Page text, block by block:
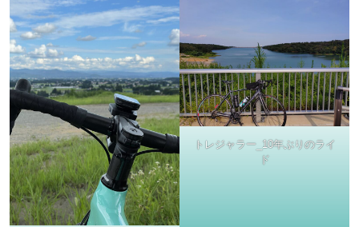
トレジャラー_10年ぶりのライ
ド